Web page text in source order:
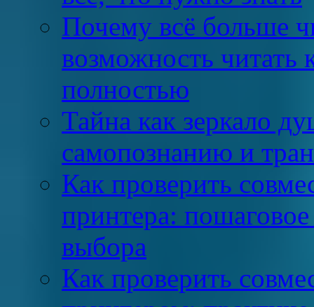
Почему всё больше
возможность читать
полностью
Тайна как зеркало
самопознанию и
Как проверить
принтера:
выбора
Как проверить